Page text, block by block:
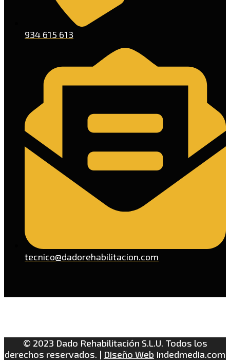
934 615 613
tecnico@dadorehabilitacion.com
© 2023 Dado Rehabilitación S.L.U. Todos los
derechos reservados. | Diseño Web Indedmedia.com